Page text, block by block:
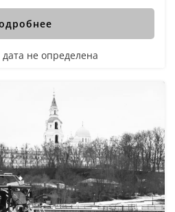
не определена